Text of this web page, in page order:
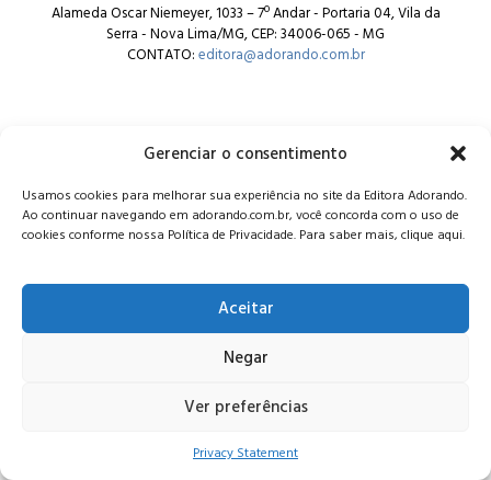
Gerenciar o consentimento
Usamos cookies para melhorar sua experiência no site da Editora Adorando.
Ao continuar navegando em adorando.com.br, você concorda com o uso de
cookies conforme nossa Política de Privacidade. Para saber mais, clique aqui.
Aceitar
Negar
Ver preferências
Privacy Statement
Alameda Oscar Niemeyer, 1033 – 7º Andar - Portaria 04, Vila da
Serra - Nova Lima/MG, CEP: 34006-065 - MG
CONTATO:editora@adorando.com.br
© Editora Adorando 2026. Todos os direitos reservados.
Consulte nossapolítica de privacidade.